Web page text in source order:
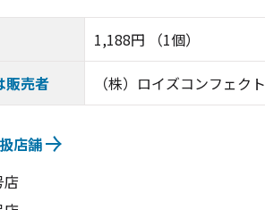
1,188円 （1個）
販売者 （株）ロイズコンフェクト
店舗
店